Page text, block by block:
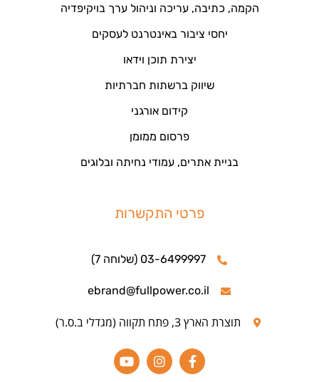
הקמה, כתיבה, עריכה וניהול ערך בויקיפדיה
יחסי ציבור באינטרנט לעסקים
יצירת תוכן וידאו
שיווק ברשתות חברתיות
קידום אורגני
פרסום ממומן
בניית אתרים, עמודי נחיתה ובלוגים
פרטי התקשרות
03-6499997 (שלוחה 7)
ebrand@fullpower.co.il
תוצרת הארץ 3, פתח תקווה (מגדלי ב.ס.ר)